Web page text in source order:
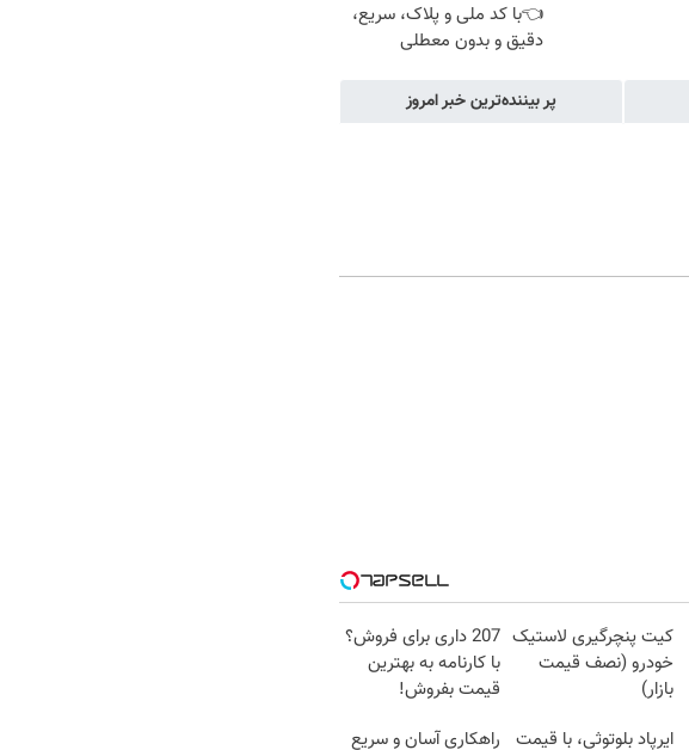
👈با کد ملی و پلاک، سریع،
دقیق و بدون معطلی
پر بیننده‌ترین خبر امروز
کیت پنچرگیری لاستیک
خودرو (نصف قیمت
بازار)
207 داری برای فروش؟
با کارنامه به بهترین
قیمت بفروش!
ایرپاد بلوتوثی، با قیمت راهکاری آسان و سریع